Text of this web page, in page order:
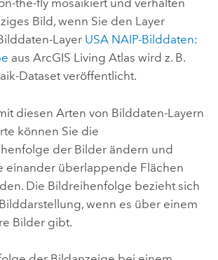
the-fly mosaikiert und verhalten
Bild, wenn Sie den Layer
Layer USA NAIP-Bilddaten:
aus ArcGIS Living Atlas wird z. B.
Dataset veröffentlicht.
diesen Arten von Bilddaten-Layern
können Sie die
der Bilder ändern und
einander überlappende Flächen
Die Bildreihenfolge bezieht sich
wenn es über einem
Bilder gibt.